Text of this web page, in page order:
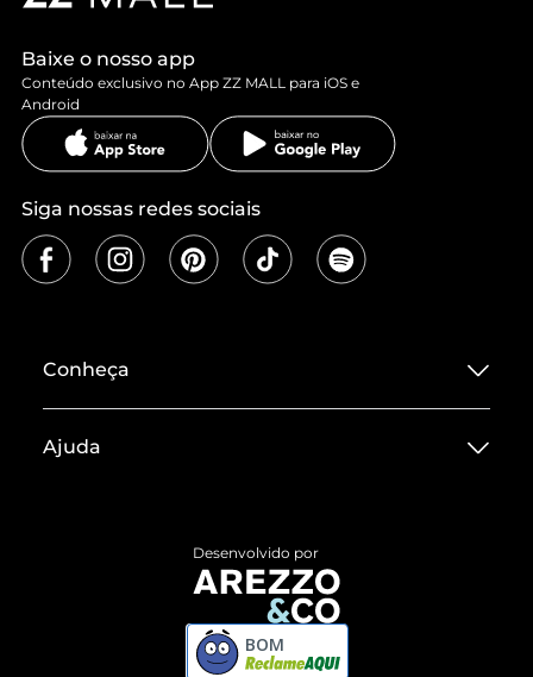
Baixe o nosso app
Conteúdo exclusivo no App ZZ MALL para iOS e
Android
Siga nossas redes sociais
Conheça
Termos de Uso
ZZ MALL é confiável
Ajuda
Devolução do Produto
Compre pelo WhatsApp
Desenvolvido por
BOM